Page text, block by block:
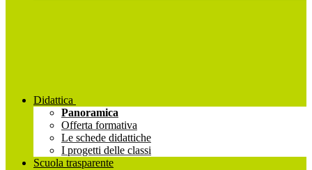
Didattica
Panoramica
Offerta formativa
Le schede didattiche
I progetti delle classi
Scuola trasparente